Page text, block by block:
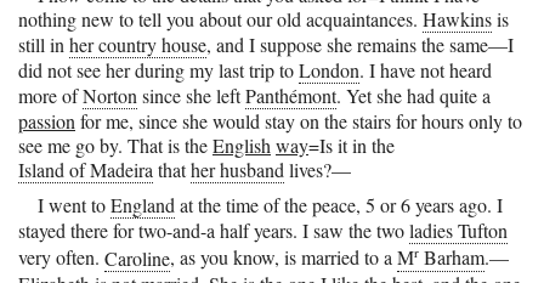
nothing new to tell you about our old acquaintances. Hawkinsis
still inher country house, and I suppose she remains the same—I
did not see her during my last trip toLondon. I have not heard
more ofNortonsince she leftPanthémont. Yet she had quite a
passionfor me, since she would stay on the stairs for hours only to
see me go by. That is theEnglishway=Is it in the
Island of Madeirathather husbandlives?—
I went toEnglandat the time of the peace, 5 or 6 years ago. I
stayed there for two-and-a half years. I saw the twoladies Tufton
very often. Caroline, as you know, is married to aMr Barham.—